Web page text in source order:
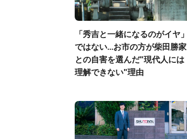
「秀吉と一緒になるのがイヤ」
ではない...お市の方が柴田勝家
との自害を選んだ"現代人には
理解できない"理由